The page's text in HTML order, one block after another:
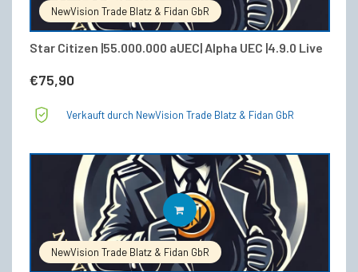
NewVision Trade Blatz & Fidan GbR
Star Citizen |55.000.000 aUEC| Alpha UEC |4.9.0 Live
€75,90
Verkauft durch NewVision Trade Blatz & Fidan GbR
NewVision Trade Blatz & Fidan GbR
IN DEN WARENKORB